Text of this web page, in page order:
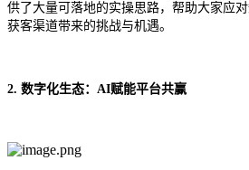
供了大量可落地的实操思路，帮助大家应
获客渠道带来的挑战与机遇。
2. 数字化生态：AI赋能平台共赢